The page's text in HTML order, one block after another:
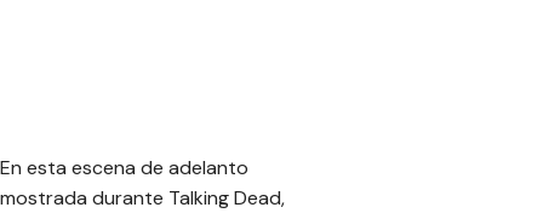
En esta escena de adelanto
mostrada durante Talking Dead,